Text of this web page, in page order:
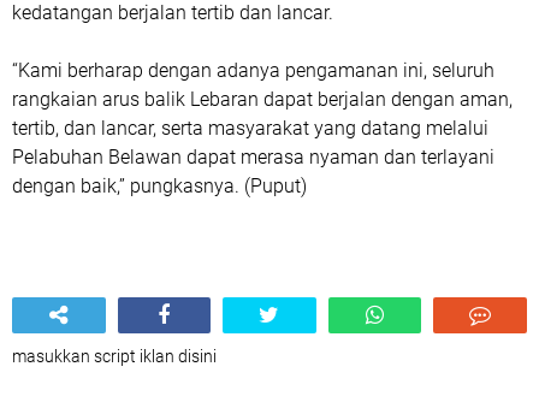
kedatangan berjalan tertib dan lancar.
“Kami berharap dengan adanya pengamanan ini, seluruh
rangkaian arus balik Lebaran dapat berjalan dengan aman,
tertib, dan lancar, serta masyarakat yang datang melalui
Pelabuhan Belawan dapat merasa nyaman dan terlayani
dengan baik,” pungkasnya. (Puput)
masukkan script iklan disini